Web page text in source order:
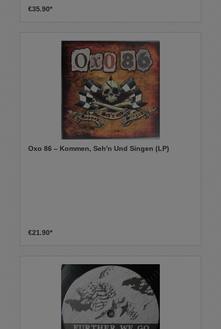
€35.90*
Oxo 86 – Kommen, Seh'n Und Singen (LP)
€21.90*